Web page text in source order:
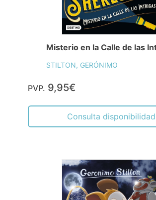
9,95€
Consulta disponibilidad